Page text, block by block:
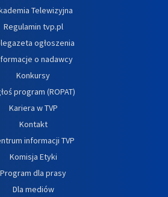
Telewizyjna
Regulamin tvp.pl
ogłoszenia
o nadawcy
Konkursy
program (ROPAT)
Kariera w TVP
Kontakt
informacji TVP
Komisja Etyki
Program dla prasy
Dla mediów